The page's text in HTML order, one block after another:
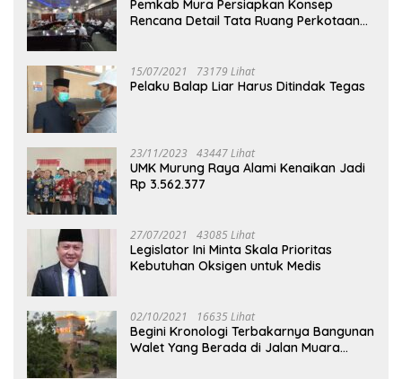
Pemkab Mura Persiapkan Konsep
Rencana Detail Tata Ruang Perkotaan
15/07/2021 73179 Lihat
Pelaku Balap Liar Harus Ditindak Tegas
23/11/2023 43447 Lihat
UMK Murung Raya Alami Kenaikan Jadi
Rp 3.562.377
27/07/2021 43085 Lihat
Legislator Ini Minta Skala Prioritas
Kebutuhan Oksigen untuk Medis
02/10/2021 16635 Lihat
Begini Kronologi Terbakarnya Bangunan
Walet Yang Berada di Jalan Muara